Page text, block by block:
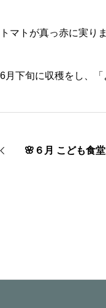
トマトが真っ赤に実り
6月下旬に収穫をし、
🌸６月 こども食